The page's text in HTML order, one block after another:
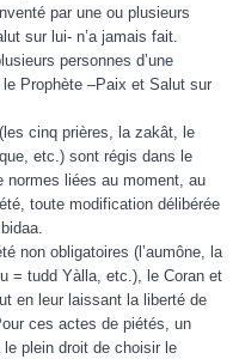
par une ou plusieurs
sur lui- n’a jamais fait.
personnes d’une
Prophète –Paix et Salut sur
cinq prières, la zakât, le
etc.) sont régis dans le
normes liées au moment, au
toute modification délibérée
non obligatoires (l’aumône, la
= tudd Yàlla, etc.), le Coran et
en leur laissant la liberté de
ces actes de piétés, un
plein droit de choisir le